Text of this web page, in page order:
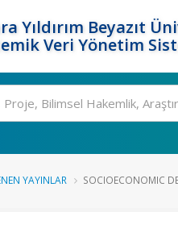
Yıldırım Beyazıt
Veri Yönetim
YAYINLAR SOCIOECONOMIC